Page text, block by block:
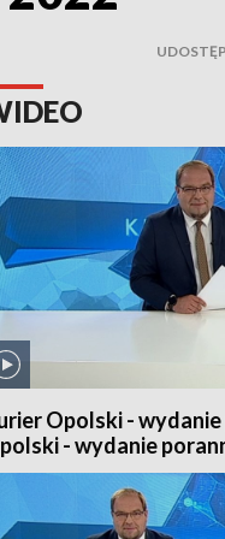
Opolski -
- wydanie